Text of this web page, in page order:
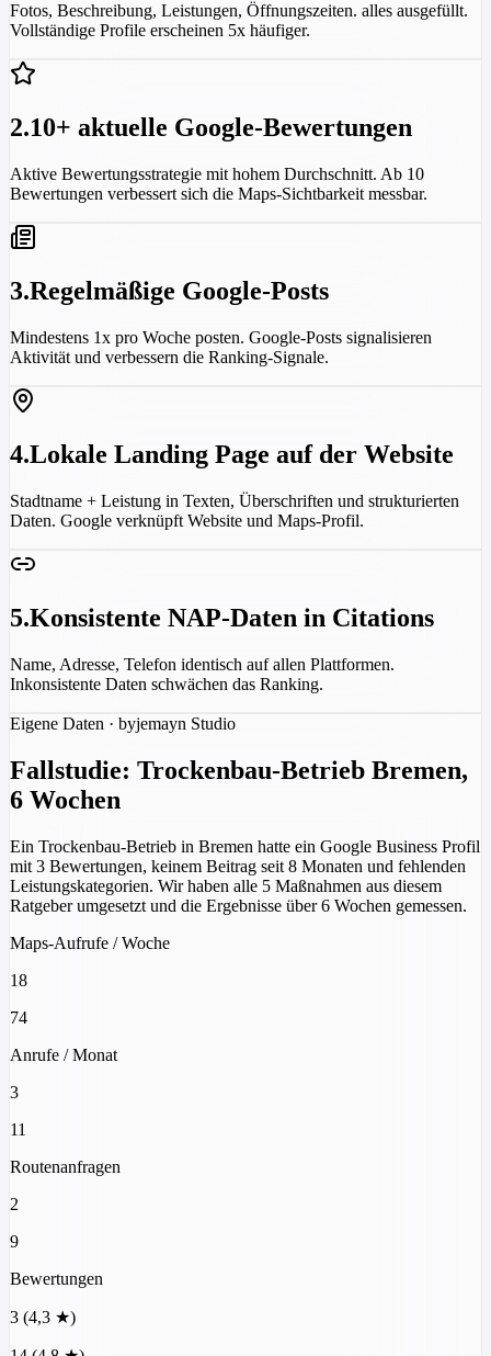
Fotos, Beschreibung, Leistungen, Öffnungszeiten. alles ausgefüllt.
Vollständige Profile erscheinen 5x häufiger.
2.10+ aktuelle Google-Bewertungen
Aktive Bewertungsstrategie mit hohem Durchschnitt. Ab 10
Bewertungen verbessert sich die Maps-Sichtbarkeit messbar.
3.Regelmäßige Google-Posts
Mindestens 1x pro Woche posten. Google-Posts signalisieren
Aktivität und verbessern die Ranking-Signale.
4.Lokale Landing Page auf der Website
Stadtname + Leistung in Texten, Überschriften und strukturierten
Daten. Google verknüpft Website und Maps-Profil.
5.Konsistente NAP-Daten in Citations
Name, Adresse, Telefon identisch auf allen Plattformen.
Inkonsistente Daten schwächen das Ranking.
Eigene Daten · byjemayn Studio
Fallstudie: Trockenbau-Betrieb Bremen,
6 Wochen
Ein Trockenbau-Betrieb in Bremen hatte ein Google Business Profil
mit 3 Bewertungen, keinem Beitrag seit 8 Monaten und fehlenden
Leistungskategorien. Wir haben alle 5 Maßnahmen aus diesem
Ratgeber umgesetzt und die Ergebnisse über 6 Wochen gemessen.
Maps-Aufrufe / Woche
18
74
Anrufe / Monat
3
11
Routenanfragen
2
9
Bewertungen
3 (4,3 ★)